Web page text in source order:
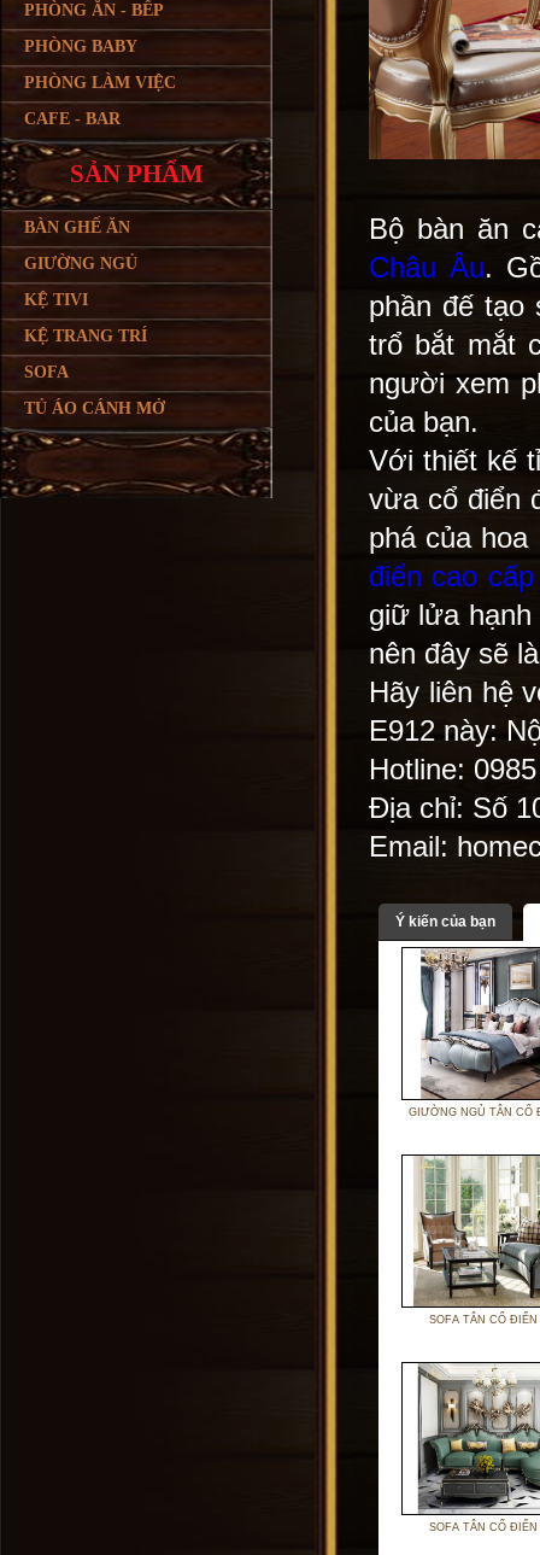
PHÒNG ĂN - BẾP
PHÒNG BABY
PHÒNG LÀM VIỆC
CAFE - BAR
SẢN PHẨM
BÀN GHẾ ĂN
GIƯỜNG NGỦ
KỆ TIVI
KỆ TRANG TRÍ
SOFA
TỦ ÁO CÁNH MỞ
Bộ bàn ăn
Châu Âu.
phần đế
trổ bắt mắt
người xem
của bạn.
Với thiết kế
vừa cổ điển
phá của
điển cao cấp
giữ lửa hạnh
nên đây sẽ
Hãy liên hệ
E912 này:
Hotline:
Địa chỉ: Số
Email:
Ý kiến của bạn
GIƯỜNG NGỦ TÂN CỔ
SOFA TÂN CỔ ĐIỂN
SOFA TÂN CỔ ĐIỂN